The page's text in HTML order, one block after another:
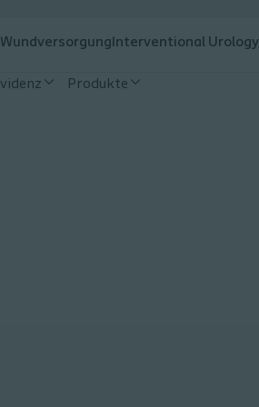
Wundversorgung Interventional Urology
Produkte